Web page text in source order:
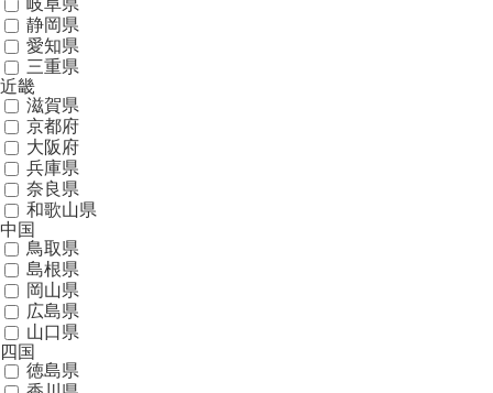
静岡県
愛知県
三重県
近畿
滋賀県
京都府
大阪府
兵庫県
奈良県
和歌山県
中国
鳥取県
島根県
岡山県
広島県
山口県
四国
徳島県